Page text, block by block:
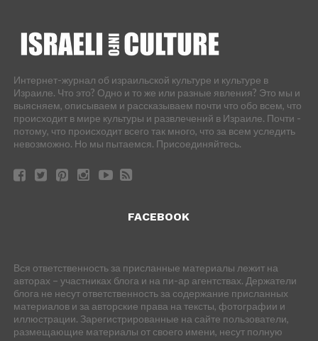
Интернет-журнал об израильской культуре и культуре в
Израиле. Что это? Одно и то же или разные явления? Это мы и
выясняем, описываем и рассказываем почти что обо всем, что
происходит в мире культуры и развлечений в Израиле. Почти -
потому, что происходит всего так много, что за всем уследить
невозможно. Но мы пытаемся. Присоединяйтесь.
FACEBOOK
Вся ответственность за присланные материалы лежит на
авторах – участниках блога и на пи-ар агентствах. Держатели
блога не несут ответственность за содержание присланных
материалов и за авторские права на тексты, фотографии и
иллюстрации. Зарегистрированные на сайте пользователи,
размещающие материалы от своего имени, несут полную